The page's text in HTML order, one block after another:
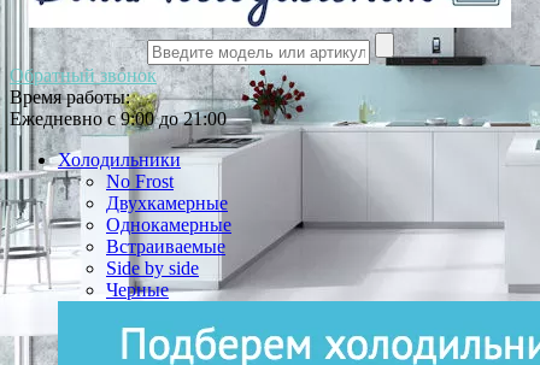
Обратный звонок
Время работы:
Ежедневно с 9:00 до 21:00
Холодильники
No Frost
Двухкамерные
Однокамерные
Встраиваемые
Side by side
Черные